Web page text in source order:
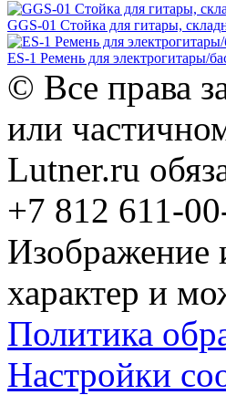
GGS-01 Стойка для гитары,
ES-1 Ремень для электрогитары/
© Все права
или
Lutner.ru
+7 812 611-
Изображение
характер и
Политика
Настройки